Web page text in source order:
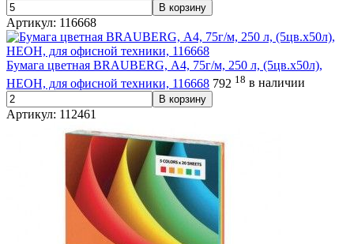
В корзину
Артикул: 116668
Бумага цветная BRAUBERG, А4, 75г/м, 250 л, (5цв.х50л),
НЕОН, для офисной техники, 116668 792 18 в наличии
В корзину
Артикул: 112461